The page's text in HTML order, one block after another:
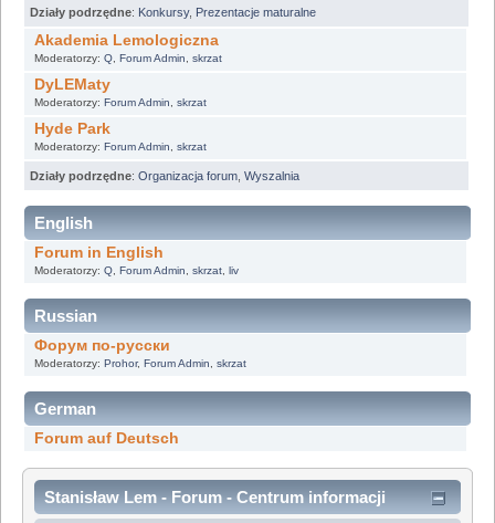
Działy podrzędne: Konkursy, Prezentacje maturalne
Akademia Lemologiczna
Moderatorzy: Q, Forum Admin skrzat
DyLEMaty
Moderatorzy: Forum Admin skrzat
Hyde Park
Moderatorzy: Forum Admin skrzat
Działy podrzędne: Organizacja forum Wyszalnia
English
Forum in English
Moderatorzy: Q, Forum Admin skrzat, liv
Russian
Форум по-русски
Moderatorzy: Prohor, Forum Admin skrzat
German
Forum auf Deutsch
Stanisław Lem - Forum - Centrum informacji